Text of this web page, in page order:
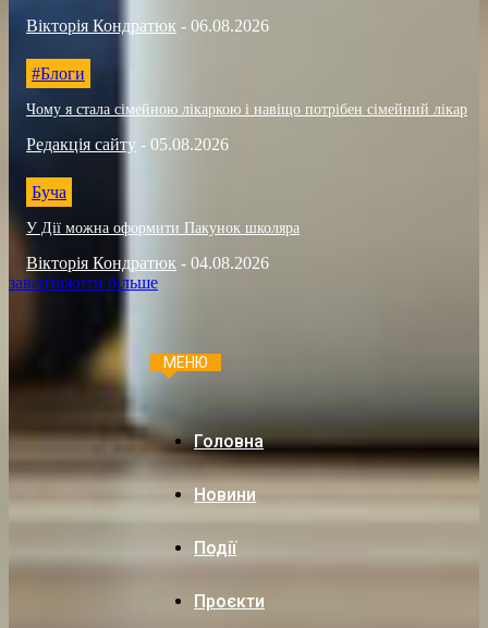
Вікторія Кондратюк - 06.08.2026
#Блоги
Чому я стала сімейною лікаркою і навіщо потрібен сімейний лікар
Редакція сайту - 05.08.2026
Буча
У Дії можна оформити Пакунок школяра
Вікторія Кондратюк - 04.08.2026
завантажити більше
МЕНЮ
Головна
Новини
Події
Проєкти